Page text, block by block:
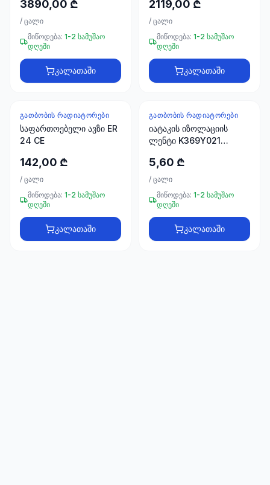
სახლი და
10
23
66
33
3890,00 ₾
/ ცალი
მიწოდება: 1-2 სამუშაო
დღეში
კალათაში
2119,00 ₾
/ ცალი
მიწოდება: 1-2 სამუშაო
დღეში
კალათაში
ᲒᲐᲗᲑᲝᲑᲘᲡ ᲠᲐᲓᲘᲐᲢᲝᲠᲔᲑᲘ
საფართოებელი ავზი ER
24 CE
142,00 ₾
/ ცალი
მიწოდება: 1-2 სამუშაო
დღეში
კალათაში
ᲒᲐᲗᲑᲝᲑᲘᲡ ᲠᲐᲓᲘᲐᲢᲝᲠᲔᲑᲘ
იატაკის იზოლაციის
ლენტი K369Y021
5,60 ₾
/ ცალი
მიწოდება: 1-2 სამუშაო
დღეში
კალათაში